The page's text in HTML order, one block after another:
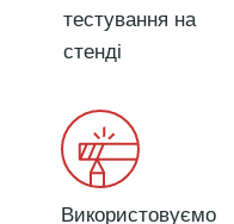
тестування на
стенді
Використовуємо